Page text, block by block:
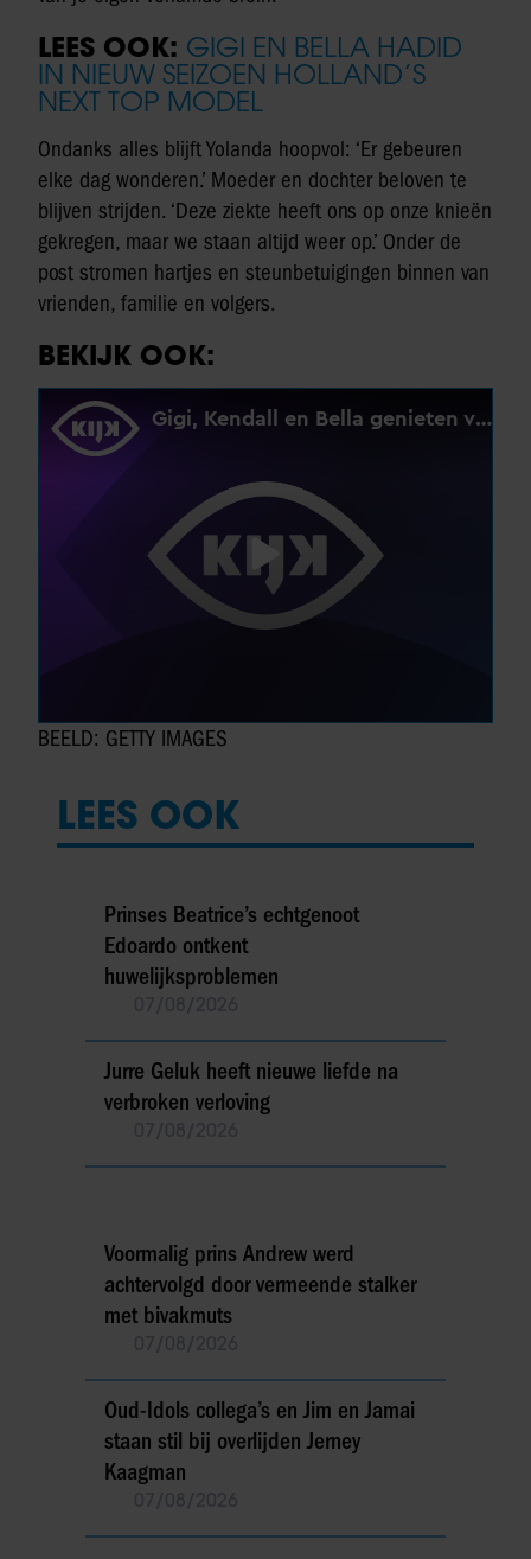
LEES OOK: GIGI EN BELLA HADID
IN NIEUW SEIZOEN HOLLAND’S
NEXT TOP MODEL
Ondanks alles blijft Yolanda hoopvol: ‘Er gebeuren
elke dag wonderen.’ Moeder en dochter beloven te
blijven strijden. ‘Deze ziekte heeft ons op onze knieën
gekregen, maar we staan altijd weer op.’ Onder de
post stromen hartjes en steunbetuigingen binnen van
vrienden, familie en volgers.
BEKIJK OOK:
BEELD: GETTY IMAGES
LEES OOK
Prinses Beatrice’s echtgenoot
Edoardo ontkent
huwelijksproblemen
Jurre Geluk heeft nieuwe liefde na
verbroken verloving
Voormalig prins Andrew werd
achtervolgd door vermeende stalker
met bivakmuts
Oud-Idols collega’s en Jim en Jamai
staan stil bij overlijden Jerney
Kaagman